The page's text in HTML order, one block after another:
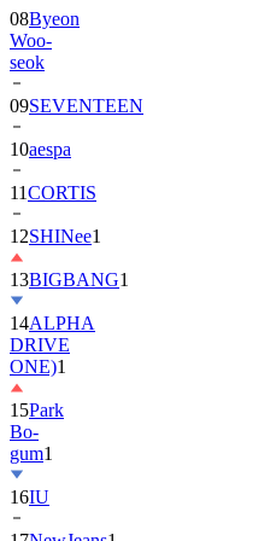
08Byeon
Woo-
seok
09SEVENTEEN
10aespa
11CORTIS
12SHINee1
13BIGBANG1
14ALPHA
DRIVE
ONE)1
15Park
Bo-
gum1
16IU